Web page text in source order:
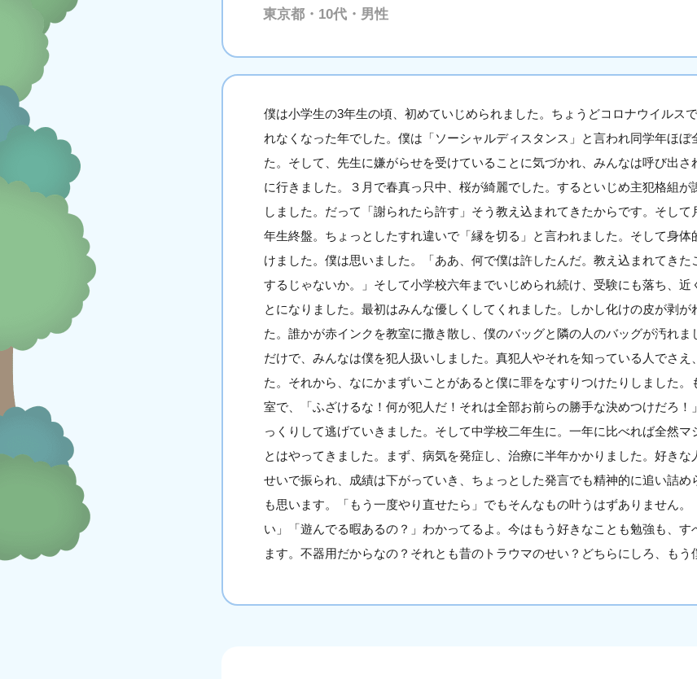
東京都・10代・男性
僕は小学生の3年生の頃、初めていじめられました。ちょうどコロナウイルス
れなくなった年でした。僕は「ソーシャルディスタンス」と言われ同学年ほぼ
た。そして、先生に嫌がらせを受けていることに気づかれ、みんなは呼び出さ
に行きました。３月で春真っ只中、桜が綺麗でした。するといじめ主犯格組が
しました。だって「謝られたら許す」そう教え込まれてきたからです。そして
年生終盤。ちょっとしたすれ違いで「縁を切る」と言われました。そして身体
けました。僕は思いました。「ああ、何で僕は許したんだ。教え込まれてきた
するじゃないか。」そして小学校六年までいじめられ続け、受験にも落ち、近
とになりました。最初はみんな優しくしてくれました。しかし化けの皮が剥が
た。誰かが赤インクを教室に撒き散し、僕のバッグと隣の人のバッグが汚れま
だけで、みんなは僕を犯人扱いしました。真犯人やそれを知っている人でさえ
た。それから、なにかまずいことがあると僕に罪をなすりつけたりしました。
室で、「ふざけるな！何が犯人だ！それは全部お前らの勝手な決めつけだろ！
っくりして逃げていきました。そして中学校二年生に。一年に比べれば全然マ
とはやってきました。まず、病気を発症し、治療に半年かかりました。好きな
せいで振られ、成績は下がっていき、ちょっとした発言でも精神的に追い詰め
も思います。「もう一度やり直せたら」でもそんなもの叶うはずありません。
い」「遊んでる暇あるの？」わかってるよ。今はもう好きなことも勉強も、す
ます。不器用だからなの？それとも昔のトラウマのせい？どちらにしろ、もう